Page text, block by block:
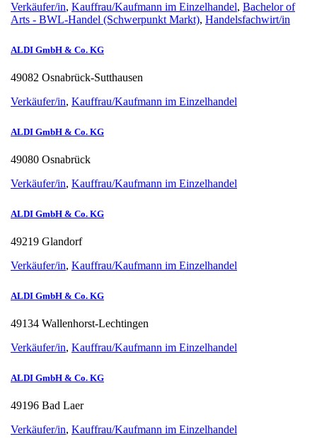
Verkäufer/in, Kauffrau/Kaufmann im Einzelhandel, Bachelor of
Arts - BWL-Handel (Schwerpunkt Markt), Handelsfachwirt/in
ALDI GmbH & Co. KG
49082 Osnabrück-Sutthausen
Verkäufer/in, Kauffrau/Kaufmann im Einzelhandel
ALDI GmbH & Co. KG
49080 Osnabrück
Verkäufer/in, Kauffrau/Kaufmann im Einzelhandel
ALDI GmbH & Co. KG
49219 Glandorf
Verkäufer/in, Kauffrau/Kaufmann im Einzelhandel
ALDI GmbH & Co. KG
49134 Wallenhorst-Lechtingen
Verkäufer/in, Kauffrau/Kaufmann im Einzelhandel
ALDI GmbH & Co. KG
49196 Bad Laer
Verkäufer/in, Kauffrau/Kaufmann im Einzelhandel